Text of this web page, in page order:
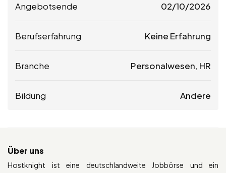
Angebotsende 02/10/2026
Berufserfahrung Keine Erfahrung
Branche Personalwesen, HR
Bildung Andere
Über uns
Hostknight ist eine deutschlandweite Jobbörse und ein